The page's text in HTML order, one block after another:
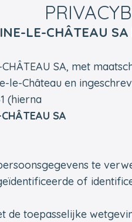
LE-CHÂTEAU
CHÂTEAU SA, met
le-Château en
(hierna
SA
te
of
de toepasselijke